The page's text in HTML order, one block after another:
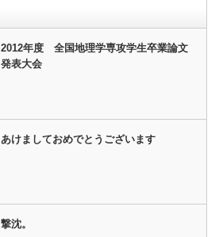
2012年度 全国地理学専攻学生卒業論文
発表大会
あけましておめでとうございます
撃沈。